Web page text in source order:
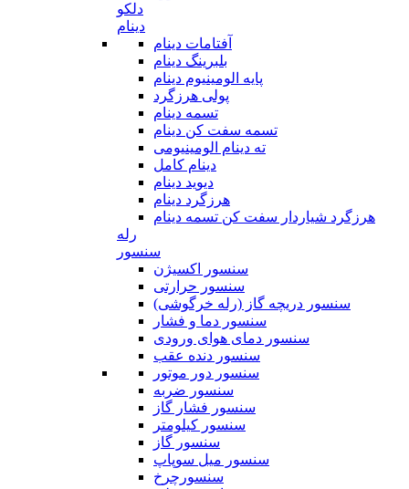
دلکو
دینام
آفتامات دینام
بلبرینگ دینام
پایه الومینیوم دینام
پولی هرزگرد
تسمه دینام
تسمه سفت کن دینام
ته دینام الومینیومی
دینام کامل
دیوید دینام
هرزگرد دینام
هرزگرد شیاردار سفت کن تسمه دینام
رله
سنسور
سنسور اکسیژن
سنسور حرارتی
سنسور دریچه گاز (رله خرگوشی)
سنسور دما و فشار
سنسور دمای هوای ورودی
سنسور دنده عقب
سنسور دور موتور
سنسور ضربه
سنسور فشار گاز
سنسور کیلومتر
سنسور گاز
سنسور میل سوپاپ
سنسورچرخ